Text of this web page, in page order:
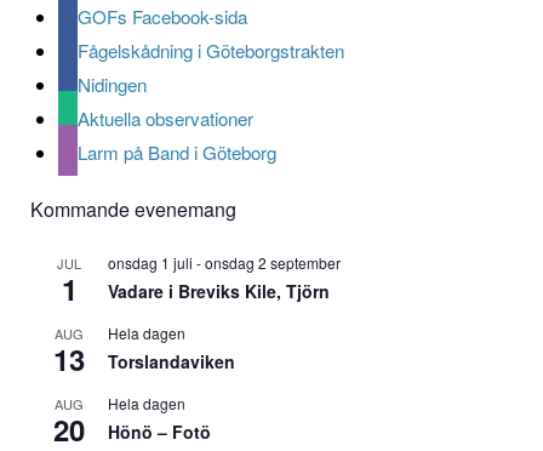
GOFs Facebook-sida
Fågelskådning i Göteborgstrakten
Nidingen
Aktuella observationer
Larm på Band i Göteborg
Kommande evenemang
JUL
1
onsdag 1 juli -onsdag 2 september
Vadare i Breviks Kile, Tjörn
AUG
13
Hela dagen
Torslandaviken
AUG
20
Hela dagen
Hönö – Fotö